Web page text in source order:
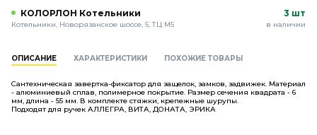
КОЛОРЛОН Котельники
Котельники, Новорязанское шоссе, 5, ТЦ М5
3 шт
в наличии
ОПИСАНИЕ ХАРАКТЕРИСТИКИ ПОХОЖИЕ ТОВАРЫ
Сантехническая завертка-фиксатор для защелок, замков, задвижек. Материал
- алюминиевый сплав, полимерное покрытие. Размер сечения квадрата - 6
мм, длина - 55 мм. В комплекте стяжки, крепежные шурупы.
Подходят для ручек АЛЛЕГРА, ВИТА, ДОНАТА, ЭРИКА